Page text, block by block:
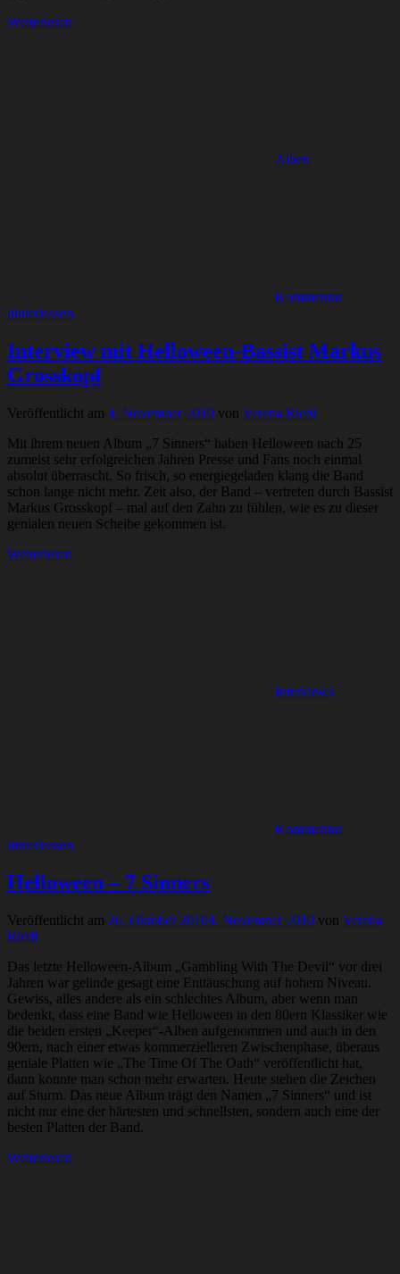
Weiterlesen
Alben
Kommentar
hinterlassen
Interview mit Helloween-Bassist Markus
Grosskopf
Veröffentlicht am 4. November 2010 von Verena Riedl
Mit ihrem neuen Album „7 Sinners“ haben Helloween nach 25
zumeist sehr erfolgreichen Jahren Presse und Fans noch einmal
absolut überrascht. So frisch, so energiegeladen klang die Band
schon lange nicht mehr. Zeit also, der Band – vertreten durch Bassist
Markus Grosskopf – mal auf den Zahn zu fühlen, wie es zu dieser
genialen neuen Scheibe gekommen ist.
Weiterlesen
Interviews
Kommentar
hinterlassen
Helloween – 7 Sinners
Veröffentlicht am 26. Oktober 20104. November 2010 von Verena
Riedl
Das letzte Helloween-Album „Gambling With The Devil“ vor drei
Jahren war gelinde gesagt eine Enttäuschung auf hohem Niveau.
Gewiss, alles andere als ein schlechtes Album, aber wenn man
bedenkt, dass eine Band wie Helloween in den 80ern Klassiker wie
die beiden ersten „Keeper“-Alben aufgenommen und auch in den
90ern, nach einer etwas kommerzielleren Zwischenphase, überaus
geniale Platten wie „The Time Of The Oath“ veröffentlicht hat,
dann konnte man schon mehr erwarten. Heute stehen die Zeichen
auf Sturm. Das neue Album trägt den Namen „7 Sinners“ und ist
nicht nur eine der härtesten und schnellsten, sondern auch eine der
besten Platten der Band.
Weiterlesen